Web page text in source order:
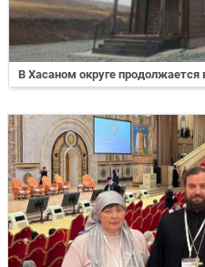
В Хасаном округе